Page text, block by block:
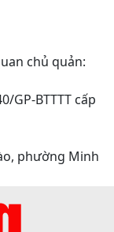
chủ quản:
GP-BTTTT cấp
phường Minh
/ Fax: